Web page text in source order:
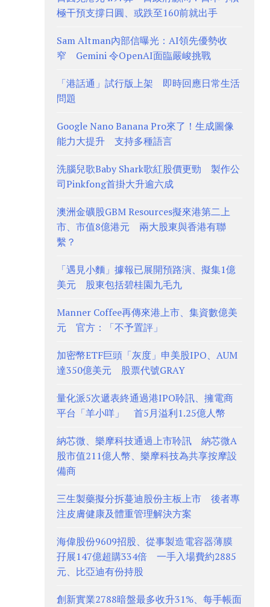
極干預支撐日圓、或跌至160前就出手
Sam Altman內部信曝光：AI領先優勢收
窄 Gemini 令OpenAI面臨嚴峻挑戰
「港話通」試行版上架 即時回應日常生活
問題
Google Nano Banana Pro來了！生成圖像
能力大提升 支持多種語言
洗腦兒歌Baby Shark歌紅股價更勁 製作公
司Pinkfong首掛大升逾六成
澳洲金礦股GBM Resources擬來港第二上
市、市值8億港元 兩大股東與香港有聯
繫？
「遇見小麵」據報已展開預路演、擬集1億
美元 股東包括碧桂園九毛九
Manner Coffee再傳來港上市、集資數億美
元 官方：「不予置評」
加密幣ETF巨頭「灰度」申美股IPO、AUM
達350億美元 股票代號GRAY
量化派5次遞表終通過港IPO聆訊、擁電商
平台「羊小咩」 首5月溢利1.25億人幣
納芯微、樂摩科技通過上市聆訊 納芯微A
股市值211億人幣、樂摩科技為共享按摩設
備商
三生製藥擬分拆蔓迪股份主板上市 後者專
注皮膚健康及體重管理解決方案
海偉股份9609招股、從事製造電容器薄膜
孖展147億超購334倍 一手入場費約2885
元、比亞迪有份持股
創新實業2788暗盤最多收升31%、每手帳面